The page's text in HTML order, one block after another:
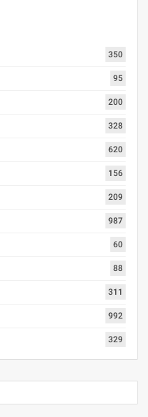
350
95
200
328
620
156
209
987
60
88
311
992
329